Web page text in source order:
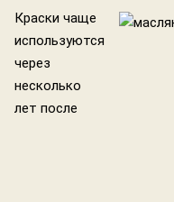
Краски чаще
используются
через
несколько
лет после